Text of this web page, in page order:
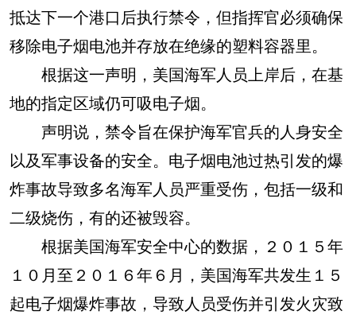
抵达下一个港口后执行禁令，但指挥官必须确保
移除电子烟电池并存放在绝缘的塑料容器里。
根据这一声明，美国海军人员上岸后，在基
地的指定区域仍可吸电子烟。
声明说，禁令旨在保护海军官兵的人身安全
以及军事设备的安全。电子烟电池过热引发的爆
炸事故导致多名海军人员严重受伤，包括一级和
二级烧伤，有的还被毁容。
根据美国海军安全中心的数据，２０１５年
１０月至２０１６年６月，美国海军共发生１５
起电子烟爆炸事故，导致人员受伤并引发火灾致